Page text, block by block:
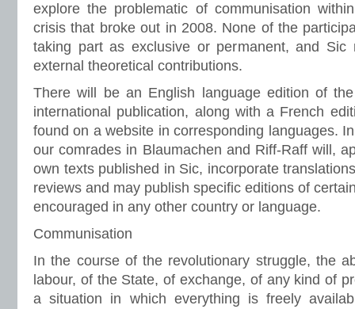
explore the problematic of communisation
crisis that broke out in 2008. None of the
taking part as exclusive or permanent, and Sic
external theoretical contributions.
There will be an English language edition of
international publication, along with a French
found on a website in corresponding languages.
our comrades in Blaumachen and Riff-Raff will,
own texts published in Sic, incorporate
reviews and may publish specific editions of
encouraged in any other country or language.
Communisation
In the course of the revolutionary struggle, the
labour, of the State, of exchange, of any kind of
a situation in which everything is freely